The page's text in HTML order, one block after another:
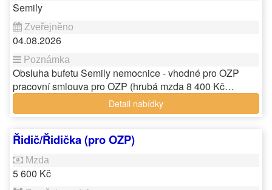
Semily
04.08.2026
Obsluha bufetu Semily nemocnice - vhodné pro OZP
pracovní smlouva pro OZP (hrubá mzda 8 400 Kč…
Detail nabídky
Řidič/Řidička (pro OZP)
5 600 Kč